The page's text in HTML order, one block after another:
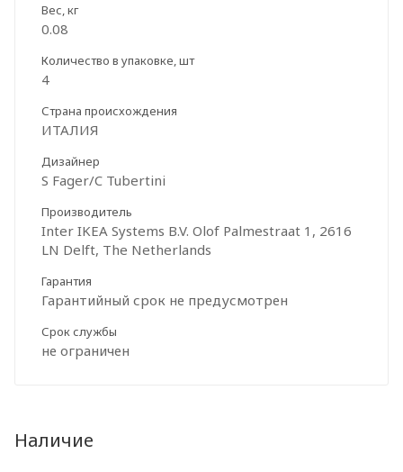
Вес, кг
0.08
Количество в упаковке, шт
4
Страна происхождения
ИТАЛИЯ
Дизайнер
S Fager/C Tubertini
Производитель
Inter IKEA Systems B.V. Olof Palmestraat 1, 2616
LN Delft, The Netherlands
Гарантия
Гарантийный срок не предусмотрен
Срок службы
не ограничен
Наличие